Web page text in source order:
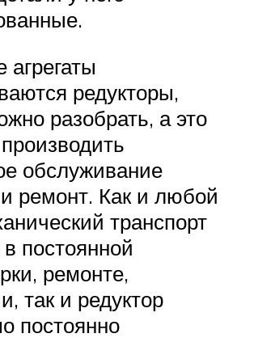
агрегаты
редукторы,
разобрать, а это
обслуживание
ремонт. Как и любой
транспорт
постоянной
ремонте,
так и редуктор
постоянно